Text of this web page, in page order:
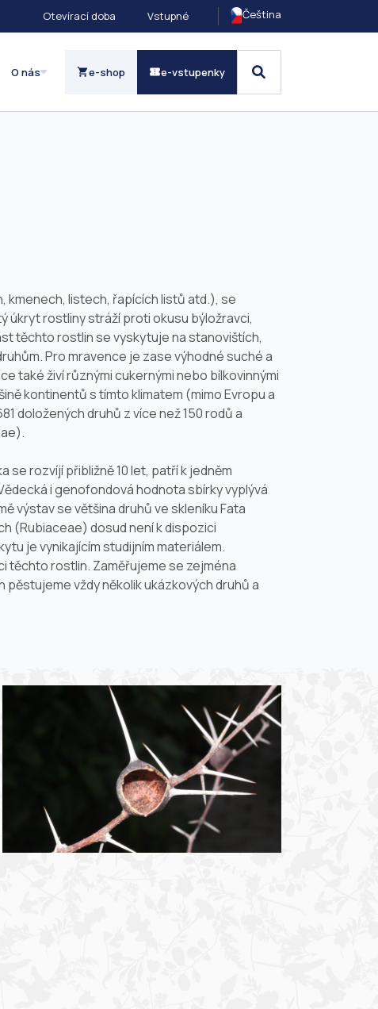
Otevírací doba Vstupné Čeština
O nás e-shop e-vstupenky
kmenech, listech, řapících listů atd.), se
úkryt rostliny stráží proti okusu býložravci,
těchto rostlin se vyskytuje na stanovištích,
Pro mravence je zase výhodné suché a
také živí různými cukernými nebo bílkovinnými
kontinentů s tímto klimatem (mimo Evropu a
doložených druhů z více než 150 rodů a
).
se rozvíjí přibližně 10 let, patří k jedněm
i genofondová hodnota sbírky vyplývá
výstav se většina druhů ve skleníku Fata
(Rubiaceae) dosud není k dispozici
je vynikajícím studijním materiálem.
těchto rostlin. Zaměřujeme se zejména
vždy několik ukázkových druhů a